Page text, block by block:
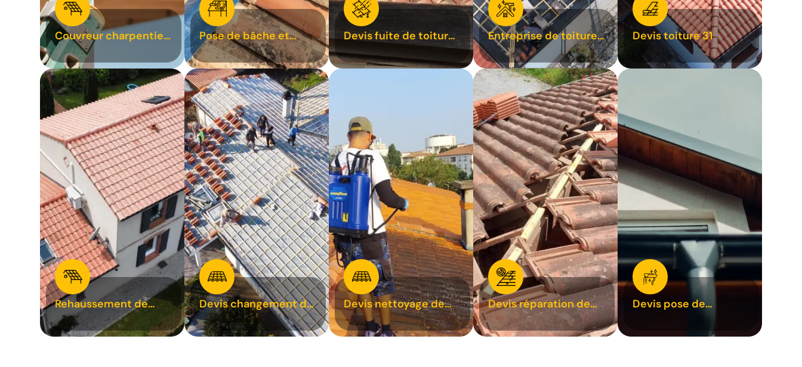
Couvreur charpentier
31
Pose de bâche et
bâchage de toiture 31
Devis fuite de toiture
31
Entreprise de toiture
31
Devis toiture 31
Rehaussement de
toiture 31
Devis changement de
tuile 31
Devis nettoyage de
toiture 31
Devis réparation de
toiture 31
Devis pose de